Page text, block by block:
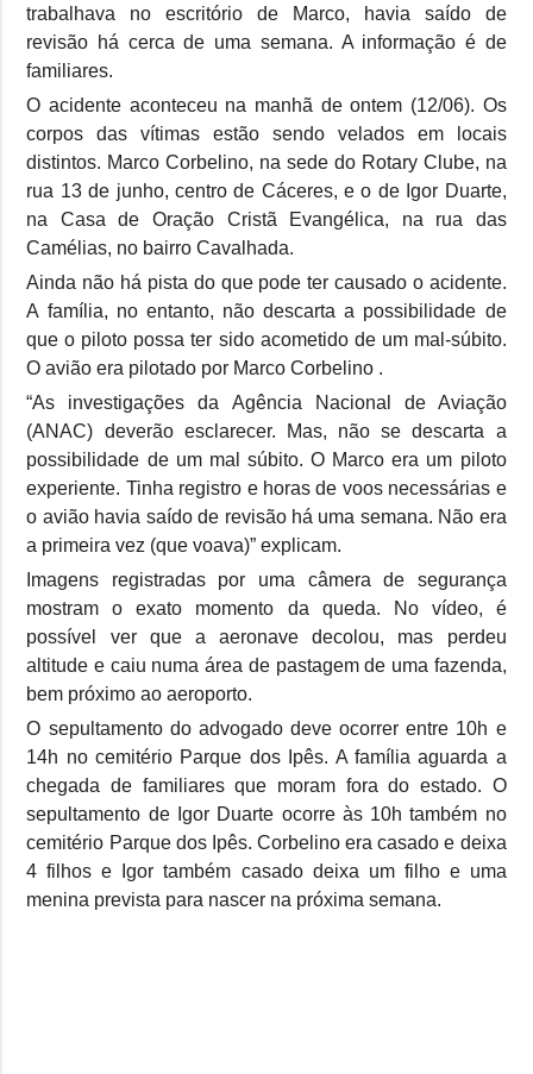
trabalhava no escritório de Marco, havia saído de
revisão há cerca de uma semana. A informação é de
familiares.
O acidente aconteceu na manhã de ontem (12/06). Os
corpos das vítimas estão sendo velados em locais
distintos. Marco Corbelino, na sede do Rotary Clube, na
rua 13 de junho, centro de Cáceres, e o de Igor Duarte,
na Casa de Oração Cristã Evangélica, na rua das
Camélias, no bairro Cavalhada.
Ainda não há pista do que pode ter causado o acidente.
A família, no entanto, não descarta a possibilidade de
que o piloto possa ter sido acometido de um mal-súbito.
O avião era pilotado por Marco Corbelino .
“As investigações da Agência Nacional de Aviação
(ANAC) deverão esclarecer. Mas, não se descarta a
possibilidade de um mal súbito. O Marco era um piloto
experiente. Tinha registro e horas de voos necessárias e
o avião havia saído de revisão há uma semana. Não era
a primeira vez (que voava)” explicam.
Imagens registradas por uma câmera de segurança
mostram o exato momento da queda. No vídeo, é
possível ver que a aeronave decolou, mas perdeu
altitude e caiu numa área de pastagem de uma fazenda,
bem próximo ao aeroporto.
O sepultamento do advogado deve ocorrer entre 10h e
14h no cemitério Parque dos Ipês. A família aguarda a
chegada de familiares que moram fora do estado. O
sepultamento de Igor Duarte ocorre às 10h também no
cemitério Parque dos Ipês. Corbelino era casado e deixa
4 filhos e Igor também casado deixa um filho e uma
menina prevista para nascer na próxima semana.